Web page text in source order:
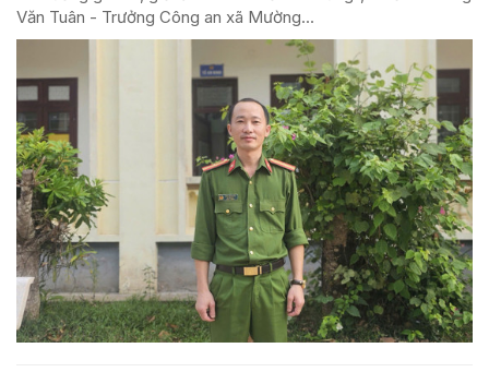
Văn Tuân - Trưởng Công an xã Mường...